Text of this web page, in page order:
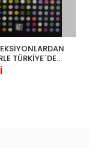
TÜRKİYE´DE